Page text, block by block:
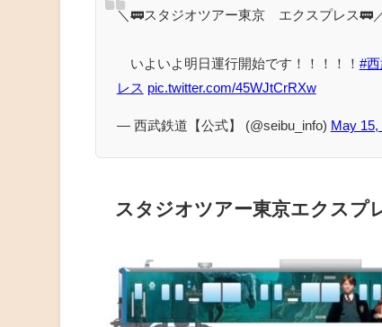
＼🚃スタジオツアー東京 エクスプレス🚃
いよいよ明日運行開始です！！！！！ #
レス pic.twitter.com/45WJtCrRXw
— 西武鉄道【公式】 (@seibu_info) May 15,
スタジオツアー東京エクスプ